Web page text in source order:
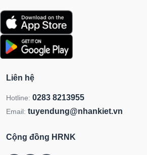
Liên hệ
Hotline: 0283 8213955
Email: tuyendung@nhankiet.vn
Cộng đồng HRNK